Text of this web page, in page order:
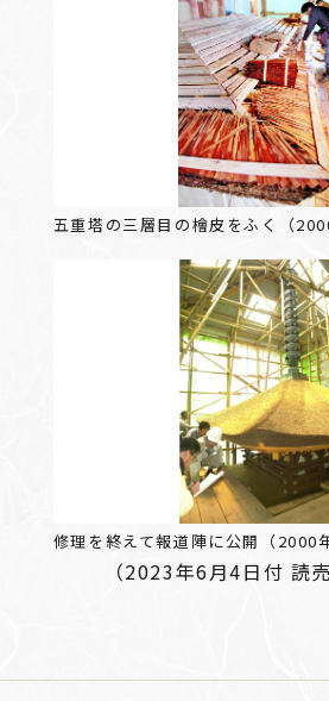
五重塔の三層目の檜皮をふく（
修理を終えて報道陣に公開（2000
（2023年6月4日付 読